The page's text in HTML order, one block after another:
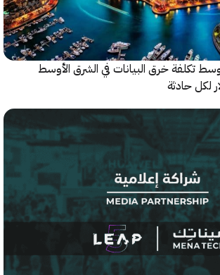
خرق البيانات في الشرق الأوسط